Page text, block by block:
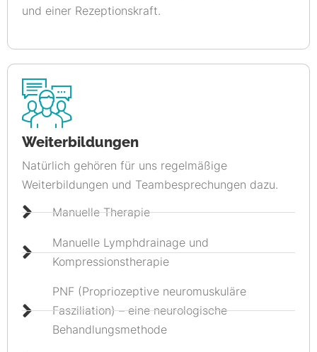
und einer Rezeptionskraft.
Weiterbildungen
Natürlich gehören für uns regelmäßige
Weiterbildungen und Teambesprechungen dazu.
Manuelle Therapie
Manuelle Lymphdrainage und
Kompressionstherapie
PNF (Propriozeptive neuromuskuläre
Fasziliation) – eine neurologische
Behandlungsmethode